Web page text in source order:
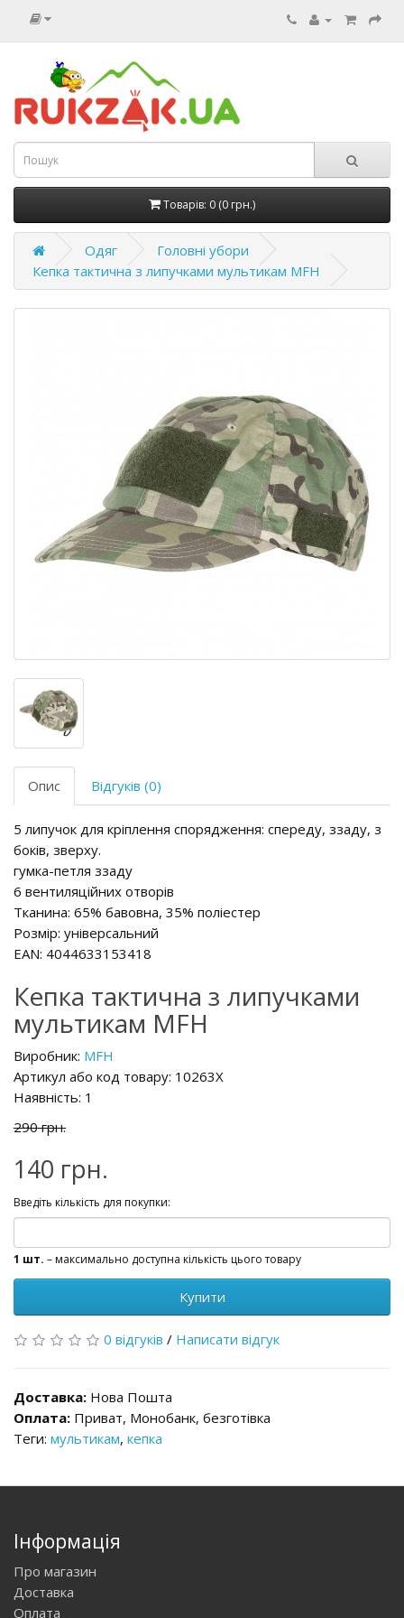
Товарів: 0 (0 грн.)
Одяг
Головні убори
Кепка тактична з липучками мультикам MFH
Опис Відгуків (0)
5 липучок для кріплення спорядження: спереду, ззаду, з
боків, зверху.
гумка-петля ззаду
6 вентиляційних отворів
Тканина: 65% бавовна, 35% поліестер
Розмір: універсальний
EAN: 4044633153418
Кепка тактична з липучками
мультикам MFH
Виробник: MFH
Артикул або код товару: 10263X
Наявність: 1
290 грн.
140 грн.
Введіть кількість для покупки:
1 шт. – максимально доступна кількість цього товару
Купити
0 відгуків / Написати відгук
Доставка: Нова Пошта
Оплата: Приват, Монобанк, безготівка
Теги: мультикам, кепка
Інформація
Про магазин
Доставка
Оплата